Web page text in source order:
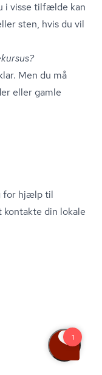
i visse tilfælde kan
sten, hvis du vil
Men du må
eller gamle
for hjælp til
din lokale